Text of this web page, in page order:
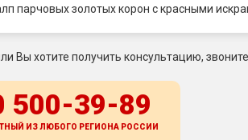
парчовых золотых корон с красными
Вы хотите получить консультацию,
500-39-89
ИЗ ЛЮБОГО РЕГИОНА РОССИИ